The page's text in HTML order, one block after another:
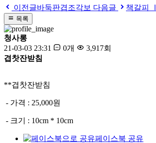
이전글바둑판겹조각보 다음글 책갈피 Ⅰ
목록
청사롱
21-03-03 23:31
0개
3,917회
겹찻잔받침
**겹찻잔받침
- 가격 : 25,000원
- 크기 : 10cm * 10cm
페이스북 공유